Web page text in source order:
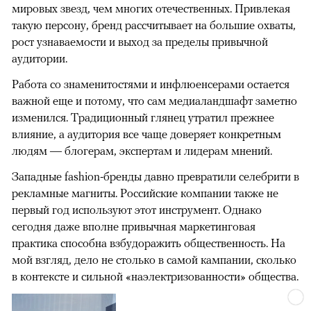
мировых звезд, чем многих отечественных. Привлекая
такую персону, бренд рассчитывает на большие охваты,
рост узнаваемости и выход за пределы привычной
аудитории.
Работа со знаменитостями и инфлюенсерами остается
важной еще и потому, что сам медиаландшафт заметно
изменился. Традиционный глянец утратил прежнее
влияние, а аудитория все чаще доверяет конкретным
людям — блогерам, экспертам и лидерам мнений.
Западные fashion-бренды давно превратили селебрити в
рекламные магниты. Российские компании также не
первый год используют этот инструмент. Однако
сегодня даже вполне привычная маркетинговая
практика способна взбудоражить общественность. На
мой взгляд, дело не столько в самой кампании, сколько
в контексте и сильной «наэлектризованности» общества.